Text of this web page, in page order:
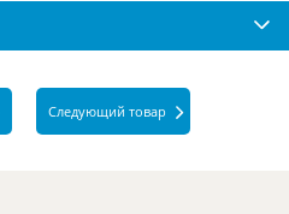
Следующий товар